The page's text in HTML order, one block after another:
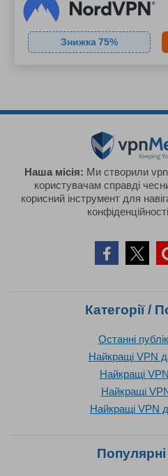
Знижка75%
Наша місія: Ми створили
користувачам справді
корисний інструмент для
Категорії /
Останні
Найкращі VPN
Найкращі
Найкращі
Найкращі VPN